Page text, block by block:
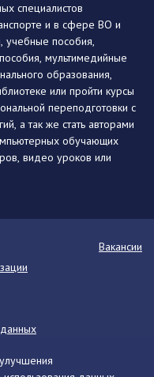
специалистов
и в сфере ВО и
учебные пособия,
мультимедийные
образования,
или пройти курсы
переподготовки с
а так же стать авторами
обучающих
видео уроков или
Вакансии